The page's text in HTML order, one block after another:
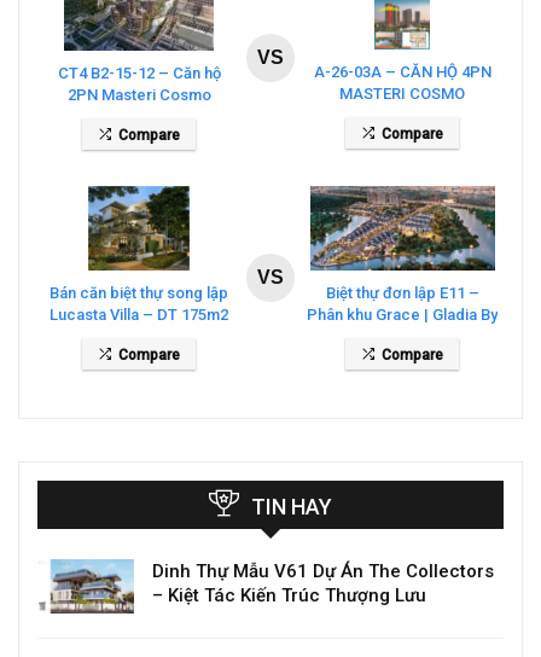
CT4 B2-15-12 – Căn hộ
2PN Masteri Cosmo
Compare
VS
A-26-03A – CĂN HỘ 4PN
MASTERI COSMO
CENTRAL – THE GLOBAL
CITY
Compare
Bán căn biệt thự song lập
Lucasta Villa – DT 175m2
Compare
VS
Biệt thự đơn lập E11 –
Phân khu Grace | Gladia By
Compare
TIN HAY
Dinh Thự Mẫu V61 Dự Án The Collectors
– Kiệt Tác Kiến Trúc Thượng Lưu